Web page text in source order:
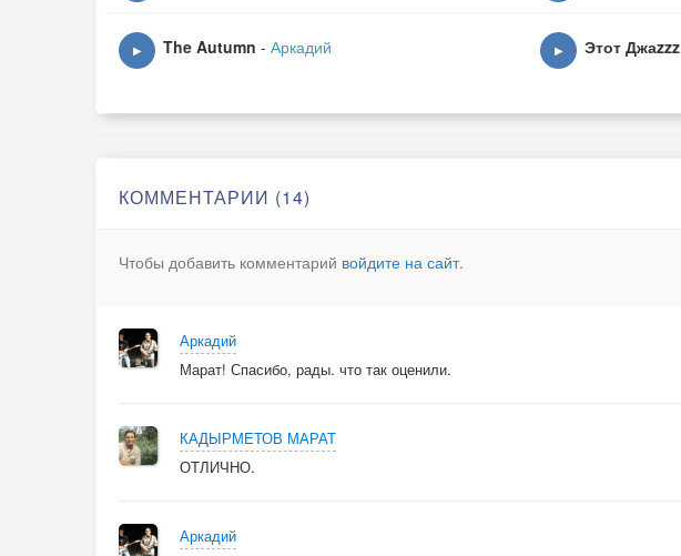
▶ The Autumn - Аркадий ▶ Этот Джаzzz
КОММЕНТАРИИ (14)
Чтобы добавить комментарий войдите на сайт.
Аркадий
Марат! Спасибо, рады. что так оценили.
КАДЫРМЕТОВ МАРАТ
ОТЛИЧНО.
Аркадий